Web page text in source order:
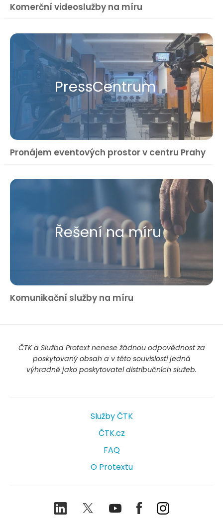
Komerční videoslužby na míru
Press​Centrum
Pronájem eventových prostor v centru Prahy
Řešení na míru
Komunikační služby na míru
ČTK a Služba Protext nenese žádnou odpovědnost za
poskytovaný obsah a v této souvislosti jedná
výhradně jako poskytovatel distribučních služeb.
Služby ČTK
ČTK.cz
FAQ
O Protextu
LinkedIn TwitterYoutubeFacebookInstagram